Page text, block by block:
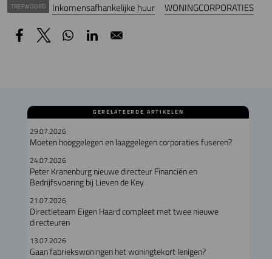
TREFWOORD Inkomensafhankelijke huur WONINGCORPORATIES
GERELATEERDE ARTIKELEN
29.07.2026
Moeten hooggelegen en laaggelegen corporaties fuseren?
24.07.2026
Peter Kranenburg nieuwe directeur Financiën en
Bedrijfsvoering bij Lieven de Key
21.07.2026
Directieteam Eigen Haard compleet met twee nieuwe
directeuren
13.07.2026
Gaan fabriekswoningen het woningtekort lenigen?